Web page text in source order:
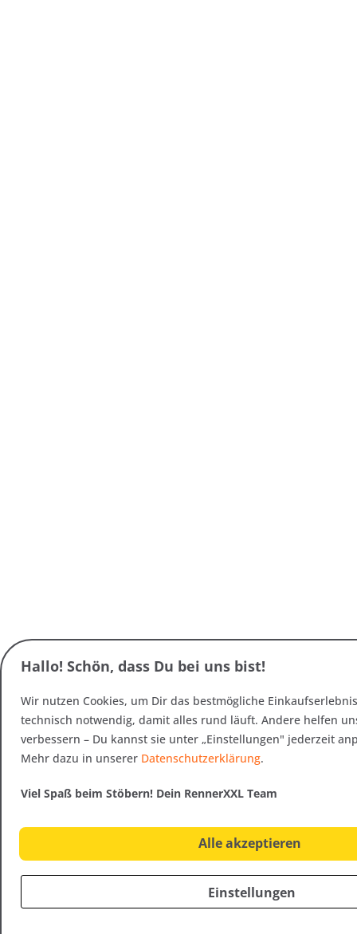
Hallo! Schön, dass Du bei uns bist!
Wir nutzen Cookies, um Dir das bestmögliche
technisch notwendig, damit alles rund läuft. Andere helfen
verbessern – Du kannst sie unter „Einstellungen" jederzeit
Mehr dazu in unserer Datenschutzerklärung.
Viel Spaß beim Stöbern! Dein RennerXXL Team
Alle akzeptieren
Einstellungen